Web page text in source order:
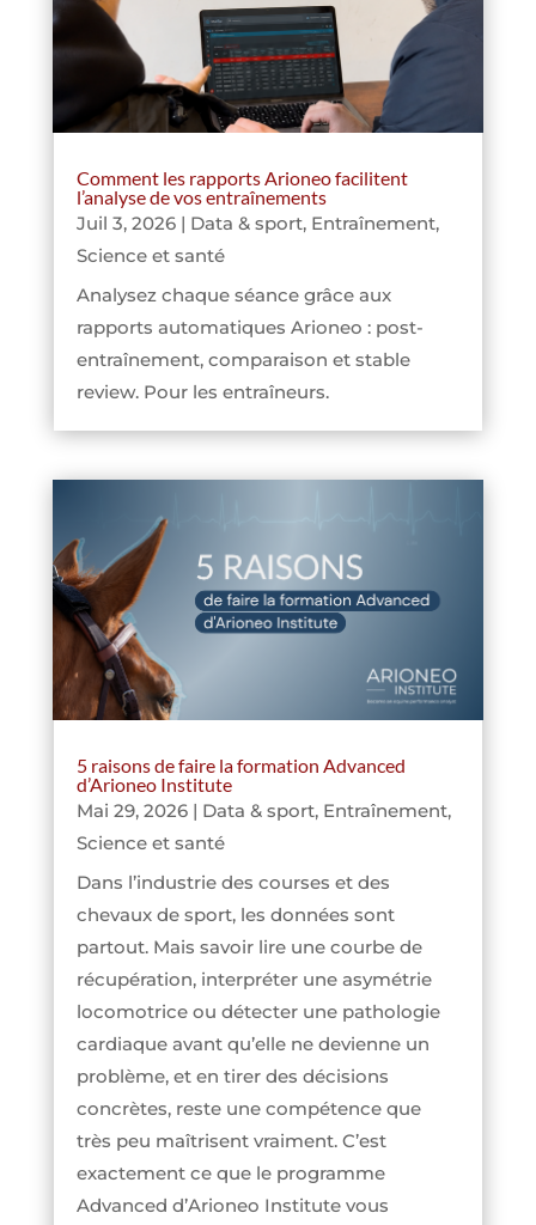
Comment les rapports Arioneo facilitent
l’analyse de vos entraînements
Juil 3, 2026| Data & sport, Entraînement,
Science et santé
Analysez chaque séance grâce aux
rapports automatiques Arioneo : post-
entraînement, comparaison et stable
review. Pour les entraîneurs.
5 raisons de faire la formation Advanced
d’Arioneo Institute
Mai 29, 2026| Data & sport, Entraînement,
Science et santé
Dans l’industrie des courses et des
chevaux de sport, les données sont
partout. Mais savoir lire une courbe de
récupération, interpréter une asymétrie
locomotrice ou détecter une pathologie
cardiaque avant qu’elle ne devienne un
problème, et en tirer des décisions
concrètes, reste une compétence que
très peu maîtrisent vraiment. C’est
exactement ce que le programme
Advanced d’Arioneo Institute vous